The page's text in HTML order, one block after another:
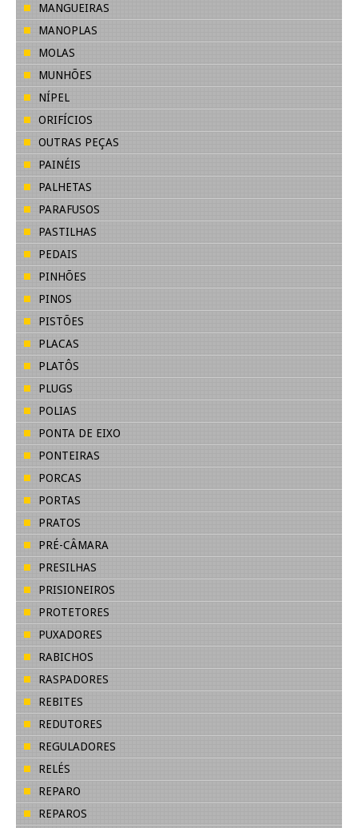
MANGUEIRAS
MANOPLAS
MOLAS
MUNHÕES
NÍPEL
ORIFÍCIOS
OUTRAS PEÇAS
PAINÉIS
PALHETAS
PARAFUSOS
PASTILHAS
PEDAIS
PINHÕES
PINOS
PISTÕES
PLACAS
PLATÔS
PLUGS
POLIAS
PONTA DE EIXO
PONTEIRAS
PORCAS
PORTAS
PRATOS
PRÉ-CÂMARA
PRESILHAS
PRISIONEIROS
PROTETORES
PUXADORES
RABICHOS
RASPADORES
REBITES
REDUTORES
REGULADORES
RELÉS
REPARO
REPAROS